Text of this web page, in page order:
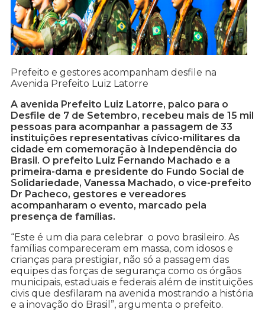
Prefeito e gestores acompanham desfile na
Avenida Prefeito Luiz Latorre
A avenida Prefeito Luiz Latorre, palco para o
Desfile de 7 de Setembro, recebeu mais de 15 mil
pessoas para acompanhar a passagem de 33
instituições representativas cívico-militares da
cidade em comemoração à Independência do
Brasil. O prefeito Luiz Fernando Machado e a
primeira-dama e presidente do Fundo Social de
Solidariedade, Vanessa Machado, o vice-prefeito
Dr Pacheco, gestores e vereadores
acompanharam o evento, marcado pela
presença de famílias.
“Este é um dia para celebrar o povo brasileiro. As
famílias compareceram em massa, com idosos e
crianças para prestigiar, não só a passagem das
equipes das forças de segurança como os órgãos
municipais, estaduais e federais além de instituições
civis que desfilaram na avenida mostrando a história
e a inovação do Brasil”, argumenta o prefeito.